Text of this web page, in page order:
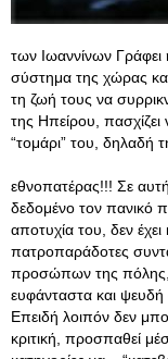
των Ιωαννίνων
σύστημα της χώρας
τη ζωή τους να
της Ηπείρου, πασχίζει
“τομάρι” του, δηλαδή
εθνοπατέρας!!! Σε
δεδομένο τον πανικό
αποτυχία του, δεν
πατροπαράδοτες
προσώπων της πόλης,
ευφάνταστα και ψευδή
Επειδή λοιπόν δεν
κριτική, προσπαθεί